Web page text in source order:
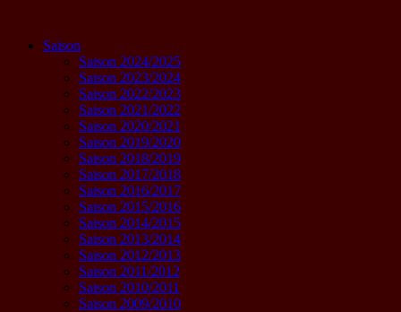
springenSaison
Saison 2024/2025
Saison 2023/2024
Saison 2022/2023
Saison 2021/2022
Saison 2020/2021
Saison 2019/2020
Saison 2018/2019
Saison 2017/2018
Saison 2016/2017
Saison 2015/2016
Saison 2014/2015
Saison 2013/2014
Saison 2012/2013
Saison 2011/2012
Saison 2010/2011
Saison 2009/2010